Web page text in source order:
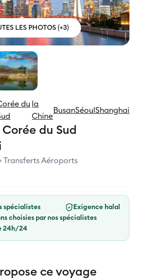
LES PHOTOS (+3)
du la
Chine
BusanSéoul Shanghai
du Sud
Transferts Aéroports
spécialistes
Exigence halal
choisies par nos spécialistes
24h/24
ce voyage